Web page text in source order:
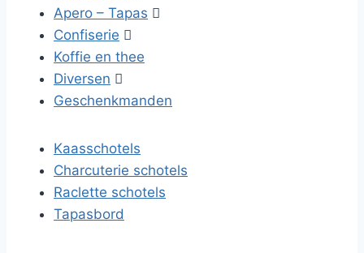
Apero – Tapas 
Confiserie 
Koffie en thee
Diversen 
Geschenkmanden
Kaasschotels
Charcuterie schotels
Raclette schotels
Tapasbord